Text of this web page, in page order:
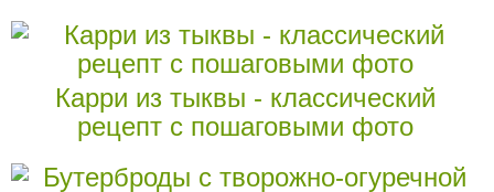
Карри из тыквы - классический
рецепт с пошаговыми фото